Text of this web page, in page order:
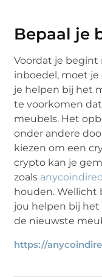
Bepaal je
Voordat je begint
inboedel, moet je
je helpen bij het
te voorkomen
meubels. Het
onder andere
kiezen om een
crypto kan je
zoals
houden. Wellicht
jou helpen bij het
de nieuwste
https://